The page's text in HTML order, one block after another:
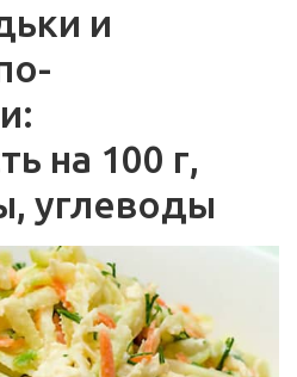
и
на 100 г,
углеводы